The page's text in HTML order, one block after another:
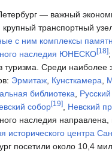
— важный
крупный транспортный
с ним комплексы
наследия ЮНЕСКО[18]
туризма. Среди наиболее
Эрмитаж Кунсткамера
библиотека
собор[19] Невский
наследия направлена,
исторического центра
посетили около 10,4